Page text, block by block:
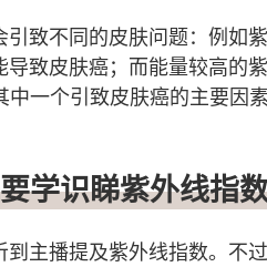
致不同的皮肤问题：例如
致皮肤癌；而能量较高的
一个引致皮肤癌的主要因素
学识睇紫外线指数
主播提及紫外线指数。不